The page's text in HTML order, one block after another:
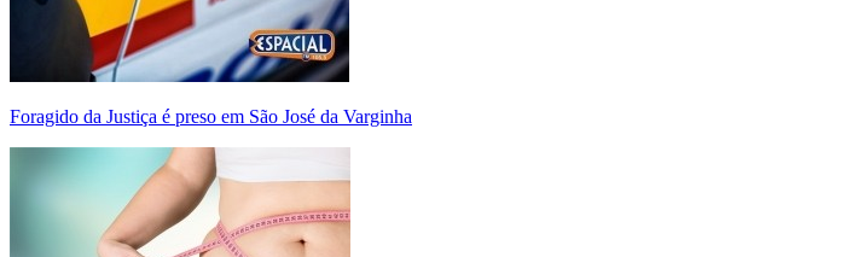
Foragido da Justiça é preso em São José da Varginha